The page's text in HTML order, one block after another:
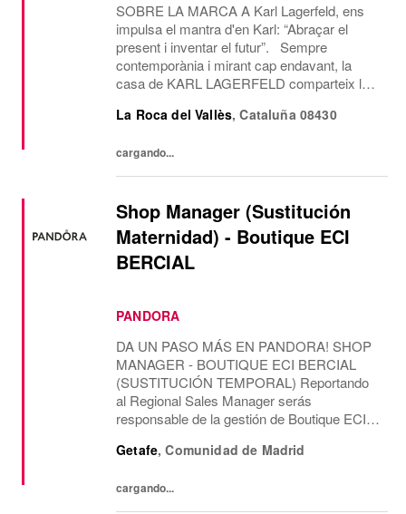
SOBRE LA MARCA A Karl Lagerfeld, ens
impulsa el mantra d'en Karl: “Abraçar el
present i inventar el futur”. Sempre
contemporània i mirant cap endavant, la
casa de KARL LAGERFELD comparteix la
icònic fundador, Karl Lagerfeld. Som l’única
La Roca del Vallès,Cataluña 08430
cargando...
Shop Manager (Sustitución
Maternidad) - Boutique ECI
BERCIAL
PANDORA
DA UN PASO MÁS EN PANDORA! SHOP
MANAGER - BOUTIQUE ECI BERCIAL
(SUSTITUCIÓN TEMPORAL) Reportando
al Regional Sales Manager serás
responsable de la gestión de Boutique ECI
gestión del equipo, con una misión
PARA Como...
Getafe,Comunidad de Madrid
cargando...